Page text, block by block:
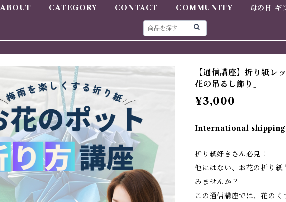
ABOUT CATEGORY CONTACT COMMUNITY 母の日 ギ
【通信講座】折り紙
花の吊るし飾り」
¥3,000
International
折り紙好きさん必見！
他にはない、お花の折り
みませんか？
この通信講座では、花の